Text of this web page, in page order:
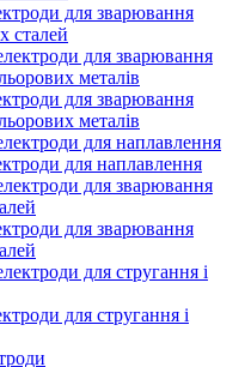
для зварювання
сталей
для зварювання
металів
для наплавлення
для зварювання
для стругання і